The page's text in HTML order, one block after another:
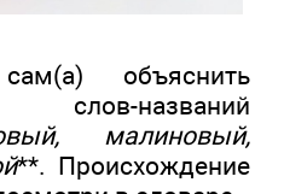
объяснить
слов-названий
малиновый,
**. Происхождение